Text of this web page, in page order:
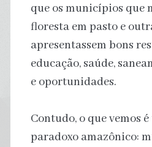
que os municípios que
floresta em pasto e
apresentassem bons
educação, saúde,
e oportunidades.
Contudo, o que vemos
paradoxo amazônico: